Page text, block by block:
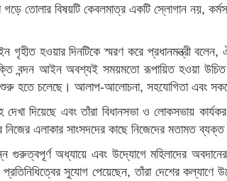
গড়ে তোলার বিষয়টি কেবলমাত্র একটি স্লোগান নয়,
গৃহীত হওয়ার দিনটিকে স্মরণ করে প্রধানমন্ত্রী
বন্দন আইন অবশ্যই সময়মতো রূপায়িত হওয়া
হতে চলেছে। আলাপ-আলোচনা, সহযোগিতা এবং
দেখা দিয়েছে এবং তাঁরা বিধানসভা ও লোকসভায়
এলাকার সাংসদদের কাছে নিজেদের মতামত
গুরুত্বপূর্ণ অধ্যায়ে এবং উদ্যোগে মহিলাদের
প্রতিনিধিত্বের সুযোগ পেয়েছেন, তাঁরা দেশের